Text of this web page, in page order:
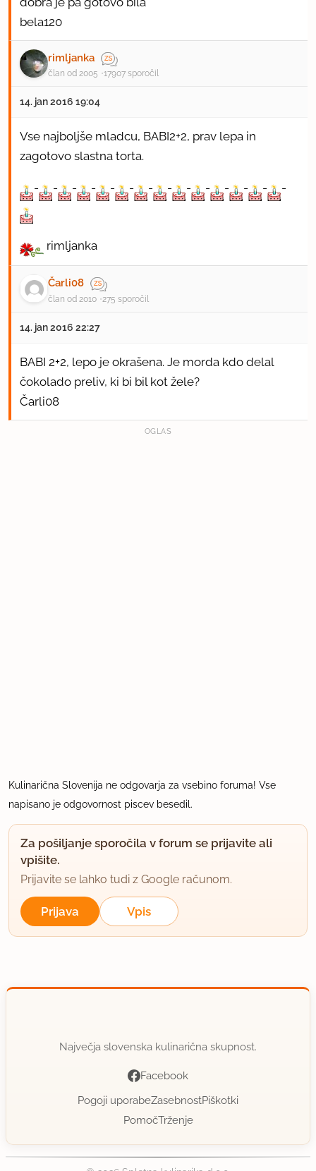
bela120
rimljanka
član od 2005 17907 sporočil
14. jan 2016 19:04
Vse najboljše mladcu, BABI2+2, prav lepa in
zagotovo slastna torta.
- - - - - - - - - - - - - -
rimljanka
Čarli08
član od 2010 275 sporočil
14. jan 2016 22:27
BABI 2+2, lepo je okrašena. Je morda kdo delal
čokolado preliv, ki bi bil kot žele?
Čarli08
OGLAS
Kulinarična Slovenija ne odgovarja za vsebino foruma! Vse
napisano je odgovornost piscev besedil.
Za pošiljanje sporočila v forum se prijavite ali
vpišite.
Prijavite se lahko tudi z Google računom.
Prijava Vpis
Največja slovenska kulinarična skupnost.
Facebook
Pogoji uporabeZasebnostPiškotki
PomočTrženje